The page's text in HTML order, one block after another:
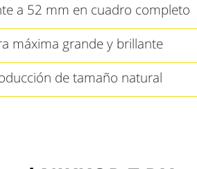
a 52 mm en cuadro completo
máxima grande y brillante
de tamaño natural